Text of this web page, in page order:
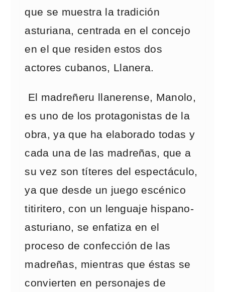
que se muestra la tradición
asturiana, centrada en el concejo
en el que residen estos dos
actores cubanos, Llanera.
El madreñeru llanerense, Manolo,
es uno de los protagonistas de la
obra, ya que ha elaborado todas y
cada una de las madreñas, que a
su vez son títeres del espectáculo,
ya que desde un juego escénico
titiritero, con un lenguaje hispano-
asturiano, se enfatiza en el
proceso de confección de las
madreñas, mientras que éstas se
convierten en personajes de